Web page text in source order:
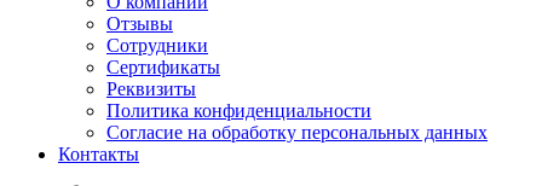
Отзывы
Сотрудники
Сертификаты
Реквизиты
Политика конфиденциальности
Согласие на обработку персональных данных
Контакты